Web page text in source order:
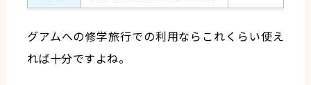
グアムへの修学旅行での利用ならこれくらい使え
れば十分ですよね。